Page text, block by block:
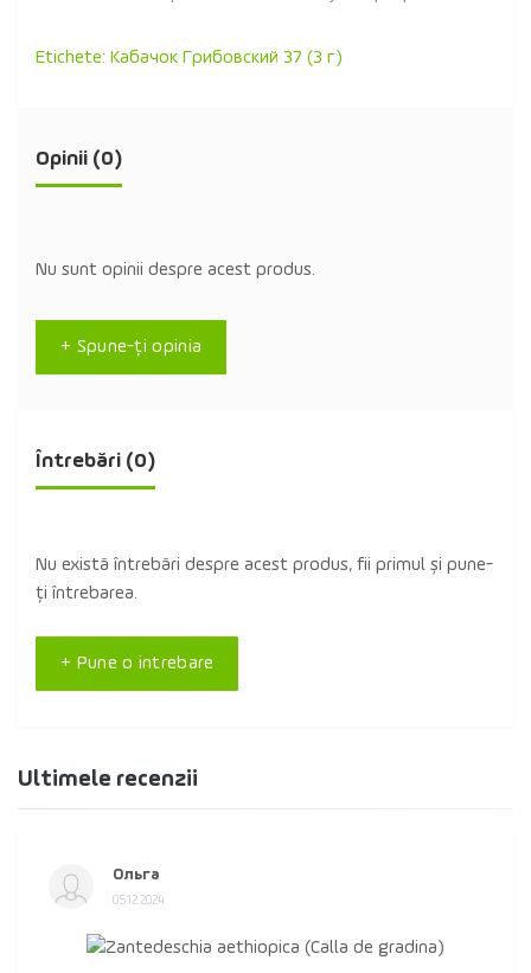
Etichete: Кабачок Грибовский 37 (3 г)
Opinii (0)
Nu sunt opinii despre acest produs.
+ Spune-ţi opinia
Întrebări (0)
Nu există întrebări despre acest produs, fii primul și pune-
ți întrebarea.
+ Pune o intrebare
Ultimele recenzii
Ольга
05.12.2024